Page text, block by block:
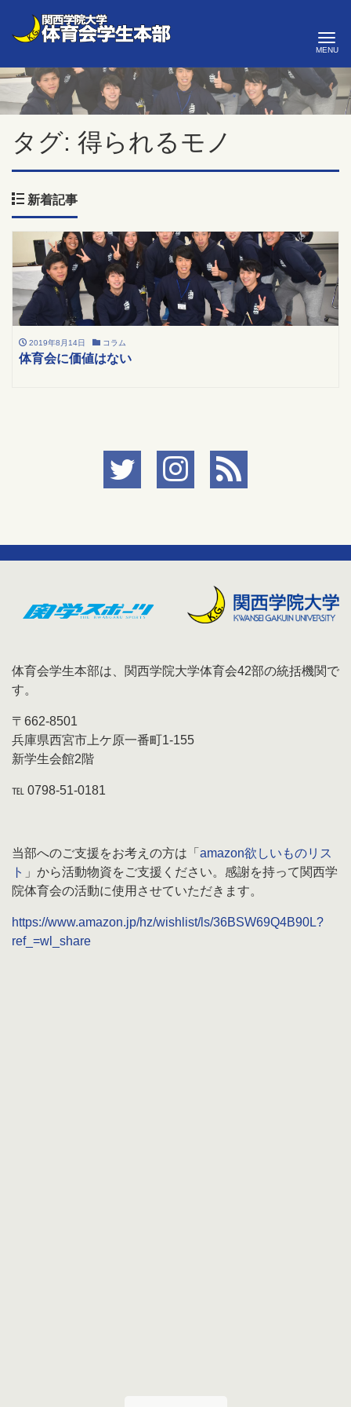
ナ
タグ: 得られるモノ
新着記事
2019年8月14日 コラム
体育会に価値はない
体育会学生本部は、関西学院大学体育会42部の統括機関で
す。
〒662-8501
兵庫県西宮市上ケ原一番町1-155
新学生会館2階
℡ 0798-51-0181
当部へのご支援をお考えの方は「 amazon欲しいものリス
ト 」から活動物資をご支援ください。感謝を持って関西学
院体育会の活動に使用させていただきます。
https://www.amazon.jp/hz/wishlist/ls/36BSW69Q4B90L?
ref_=wl_share